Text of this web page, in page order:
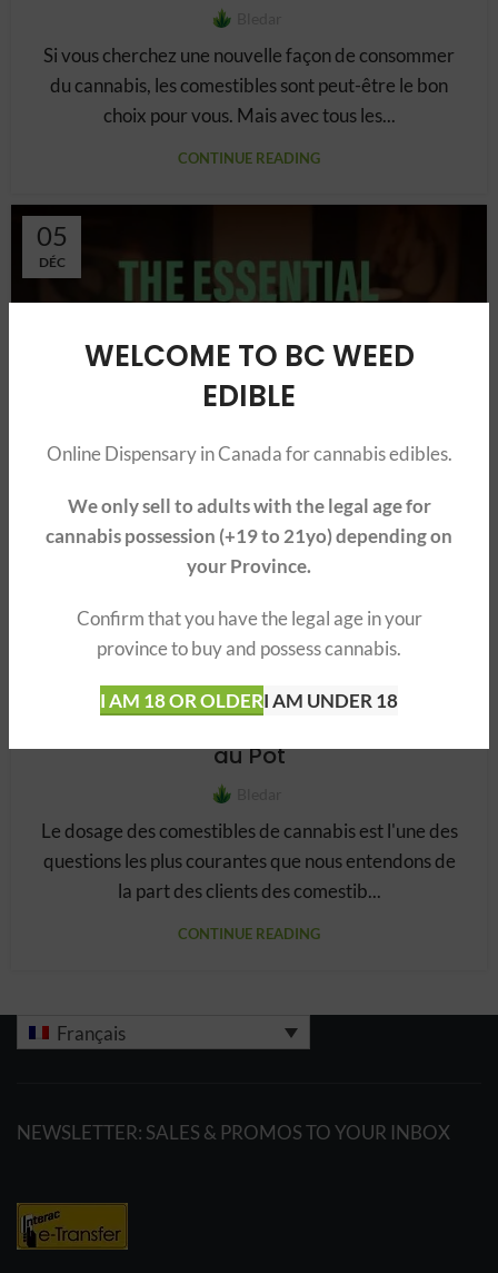
WELCOME TO BC WEED
EDIBLE
Online Dispensary in Canada for cannabis edibles.
We only sell to adults with the legal age for
cannabis possession (+19 to 21yo) depending on
your Province.
Confirm that you have the legal age in your
province to buy and possess cannabis.
I AM 18 OR OLDERI AM UNDER 18
Si vous cherchez une nouvelle façon de consommer
du cannabis, les comestibles sont peut-être le bon
choix pour vous. Mais avec tous les...
CONTINUE READING
05
DÉC
Tableau de Dosage des Comestibles
au Pot
Le dosage des comestibles de cannabis est l'une des
questions les plus courantes que nous entendons de
la part des clients des comestib...
CONTINUE READING
Français
NEWSLETTER: SALES & PROMOS TO YOUR INBOX